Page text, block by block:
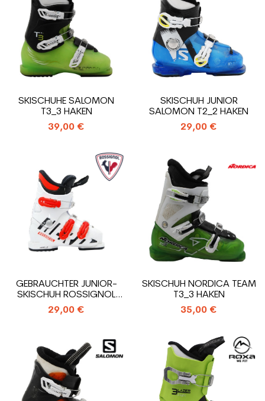
SKISCHUHE SALOMON
T3_3 HAKEN
39,00 €
SKISCHUH JUNIOR
SALOMON T2_2 HAKEN
29,00 €
GEBRAUCHTER JUNIOR-
SKISCHUH ROSSIGNOL
HERO J3_3 HAKEN
29,00 €
SKISCHUH NORDICA TEAM
T3_3 HAKEN
35,00 €